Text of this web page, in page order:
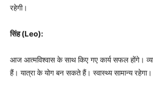
रहेगी।
सिंह (Leo):
आज आत्मविश्वास के साथ किए गए कार्य सफल होंगे।
हैं। यात्रा के योग बन सकते हैं। स्वास्थ्य सामान्य रहेगा।